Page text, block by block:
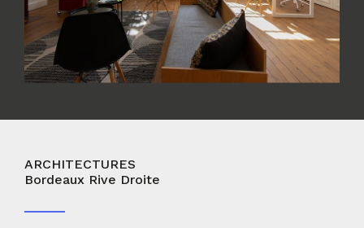
ARCHITECTURES
Bordeaux Rive Droite